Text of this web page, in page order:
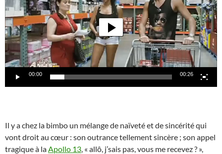
00:00 00:26
Il y a chez la bimbo un mélange de naïveté et de sincérité qui
vont droit au cœur : son outrance tellement sincère ; son appel
tragique à la Apollo 13 , « allô, j’sais pas, vous me recevez ? »,